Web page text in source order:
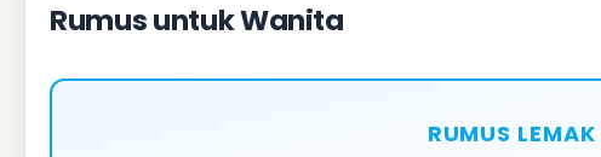
Rumus untuk Wanita
RUMUS